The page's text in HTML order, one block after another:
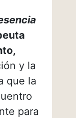
y la
que la
para